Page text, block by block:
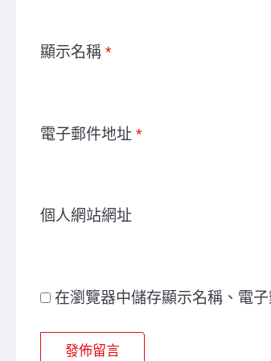
顯示名稱 *
電子郵件地址 *
個人網站網址
在瀏覽器中儲存顯示名稱、電